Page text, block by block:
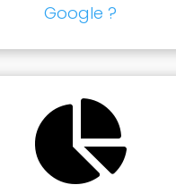
Google ?
